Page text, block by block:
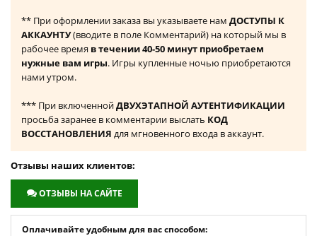
** При оформлении заказа вы указываете нам ДОСТУПЫ К
АККАУНТУ(вводите в поле Комментарий) на который мы в
рабочее время в течении 40-50 минут приобретаем
нужные вам игры. Игры купленные ночью приобретаются
нами утром.
*** При включеннойДВУХЭТАПНОЙ АУТЕНТИФИКАЦИИ
просьба заранее в комментарии выслать КОД
ВОССТАНОВЛЕНИЯ для мгновенного входа в аккаунт.
Отзывы наших клиентов:
ОТЗЫВЫ НА САЙТЕ
Оплачивайте удобным для вас способом: